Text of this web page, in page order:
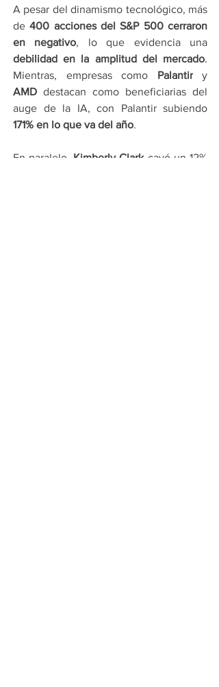
A pesar del dinamismo tecnológico, más
de 400 acciones del S&P 500 cerraron
en negativo
debilidad en la amplitud del mercado.
Mientras, empresas como Palantir
AMD destacan como beneficiarias del
171% en lo que va del año.
En paralelo, Kimberly-Clark cayó un 12%